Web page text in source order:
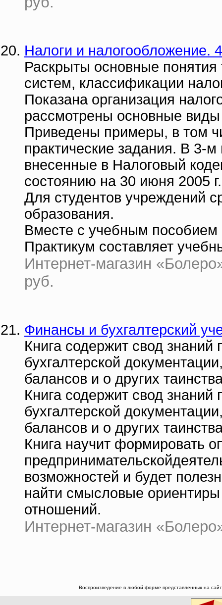
Налоги и налогообложение.
Раскрыты основные
систем, классификации
Показана организация
рассмотрены основные
Приведены примеры, в том
практические задания. В 3-
внесенные в Налоговый
состоянию на 30 июня 2005 г.
Для студентов учреждений
образования.
Вместе с учебным пособием
Практикум составляет
Интернет-магазин
руб.
Финансы и бухгалтерский
Книга содержит свод
бухгалтерской
балансов и о других
Книга содержит свод
бухгалтерской
балансов и о других
Книга научит формировать
возможностей и будет
найти смысловые
отношений.
Интернет-магазин
Воспроизведение в любой форме представленных на